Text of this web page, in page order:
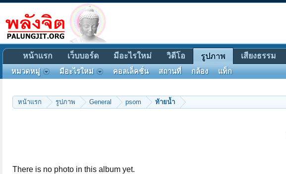
หน้าแรก รูปภาพ General psom ท้ายน้ำ
There is no photo in this album yet.
หน้าแรก เว็บบอร์ด มีอะไรใหม่ วิดีโอ รูปภาพ
หมวดหมู่ มีอะไรใหม่ คอลเล็คชั่น สถานที่ กล้อง แท็ก
เสียงธรรม